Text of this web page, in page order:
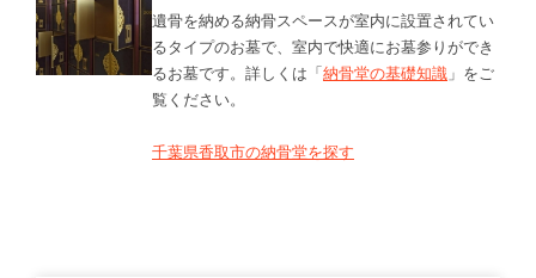
遺骨を納める納骨スペースが室内に設置されてい
るタイプのお墓で、室内で快適にお墓参りができ
るお墓です。詳しくは「納骨堂の基礎知識 」をご
覧ください。
千葉県香取市の納骨堂を探す